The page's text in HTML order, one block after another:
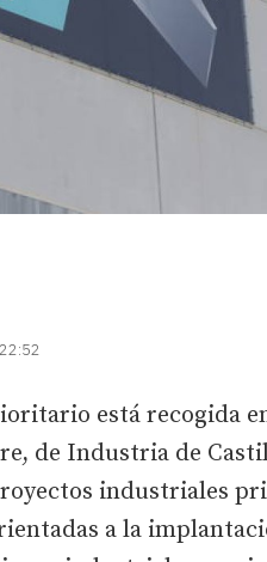
está recogida
de Industria de
industriales
a la